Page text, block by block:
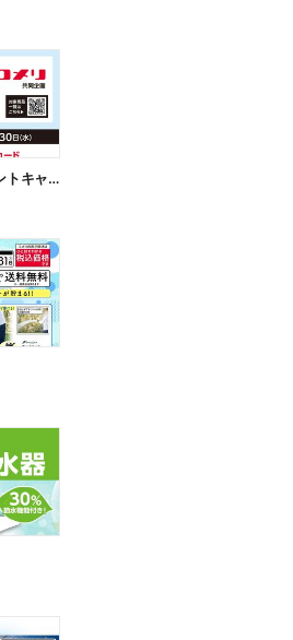
ハイアール フリーザー ポイントキャンペーン